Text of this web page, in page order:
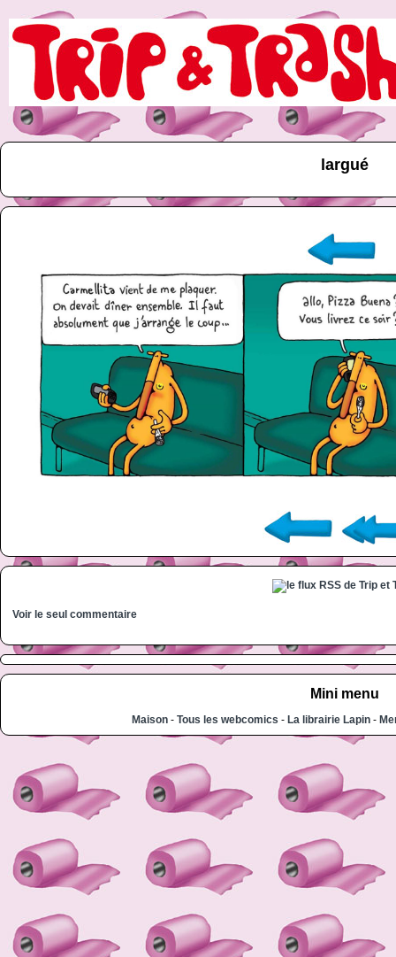
largué
Voir le seul commentaire
Mini menu
Maison- Tous les webcomics - La librairie Lapin-